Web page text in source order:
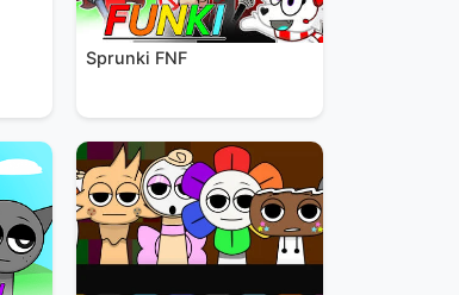
Sprunki FNF